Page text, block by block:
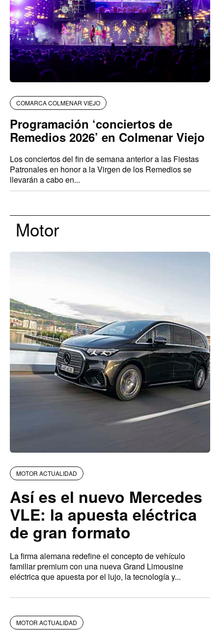
COMARCA COLMENAR VIEJO
Programación ‘conciertos de
Remedios 2026’ en Colmenar Viejo
Los conciertos del fin de semana anterior a las Fiestas
Patronales en honor a la Virgen de los Remedios se
llevarán a cabo en...
Motor
MOTOR ACTUALIDAD
Así es el nuevo Mercedes
VLE: la apuesta eléctrica
de gran formato
La firma alemana redefine el concepto de vehículo
familiar premium con una nueva Grand Limousine
eléctrica que apuesta por el lujo, la tecnología y...
MOTOR ACTUALIDAD